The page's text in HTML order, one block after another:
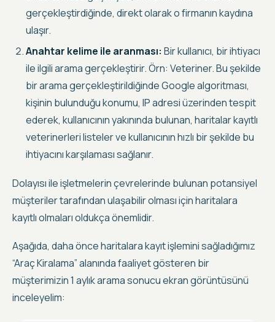
gerçekleştirdiğinde, direkt olarak o firmanın kaydına
ulaşır.
Anahtar kelime ile aranması: Bir kullanıcı, bir ihtiyacı
ile ilgili arama gerçekleştirir. Örn: Veteriner. Bu şekilde
bir arama gerçekleştirildiğinde Google algoritması,
kişinin bulunduğu konumu, IP adresi üzerinden tespit
ederek, kullanıcının yakınında bulunan, haritalar kayıtlı
veterinerleri listeler ve kullanıcının hızlı bir şekilde bu
ihtiyacını karşılaması sağlanır.
Dolayısı ile işletmelerin çevrelerinde bulunan potansiyel
müşteriler tarafından ulaşabilir olması için haritalara
kayıtlı olmaları oldukça önemlidir.
Aşağıda, daha önce haritalara kayıt işlemini sağladığımız
“Araç Kiralama” alanında faaliyet gösteren bir
müşterimizin 1 aylık arama sonucu ekran görüntüsünü
inceleyelim: